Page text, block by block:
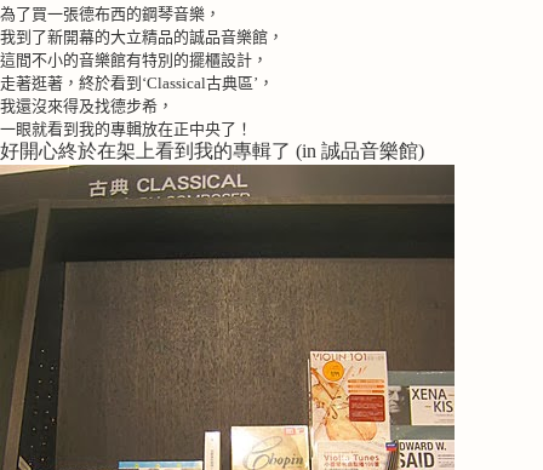
為了買一張德布西的鋼琴音樂，
我到了新開幕的大立精品的誠品音樂館，
這間不小的音樂館有特別的擺櫃設計，
走著逛著，終於看到‘Classical古典區’，
我還沒來得及找德步希，
一眼就看到我的專輯放在正中央了！
好開心終於在架上看到我的專輯了 (in 誠品音樂館)